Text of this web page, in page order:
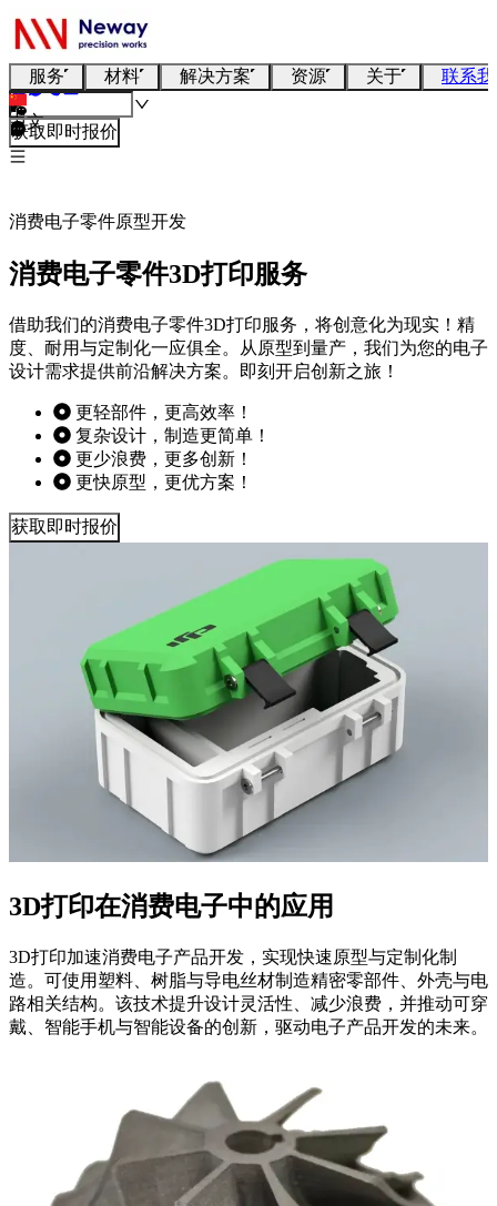
服务 材料 解决方案 资源 关于 联系
中文
获取即时报价
消费电子零件原型开发
消费电子零件3D打印服务
借助我们的消费电子零件3D打印服务，将创意化为现实！精
度、耐用与定制化一应俱全。从原型到量产，我们为您的电子
设计需求提供前沿解决方案。即刻开启创新之旅！
更轻部件，更高效率！
复杂设计，制造更简单！
更少浪费，更多创新！
更快原型，更优方案！
获取即时报价
3D打印在消费电子中的应用
3D打印加速消费电子产品开发，实现快速原型与定制化制
造。可使用塑料、树脂与导电丝材制造精密零部件、外壳与电
路相关结构。该技术提升设计灵活性、减少浪费，并推动可穿
戴、智能手机与智能设备的创新，驱动电子产品开发的未来。